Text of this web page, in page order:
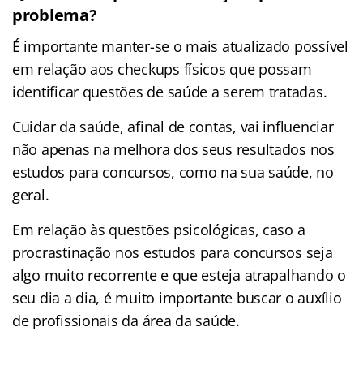
problema?
É importante manter-se o mais atualizado possível
em relação aos checkups físicos que possam
identificar questões de saúde a serem tratadas.
Cuidar da saúde, afinal de contas, vai influenciar
não apenas na melhora dos seus resultados nos
estudos para concursos, como na sua saúde, no
geral.
Em relação às questões psicológicas, caso a
procrastinação nos estudos para concursos seja
algo muito recorrente e que esteja atrapalhando o
seu dia a dia, é muito importante buscar o auxílio
de profissionais da área da saúde.